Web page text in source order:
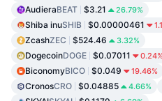
AudieraBEAT $3.21 26.79%
Shiba inuSHIB $0.00000461
ZcashZEC $524.46 3.32%
DogecoinDOGE $0.07011
BiconomyBICO $0.049 19.46%
CronosCRO $0.04885 4.66%